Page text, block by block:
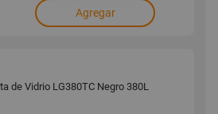
Agregar
de Vidrio LG380TC Negro 380L